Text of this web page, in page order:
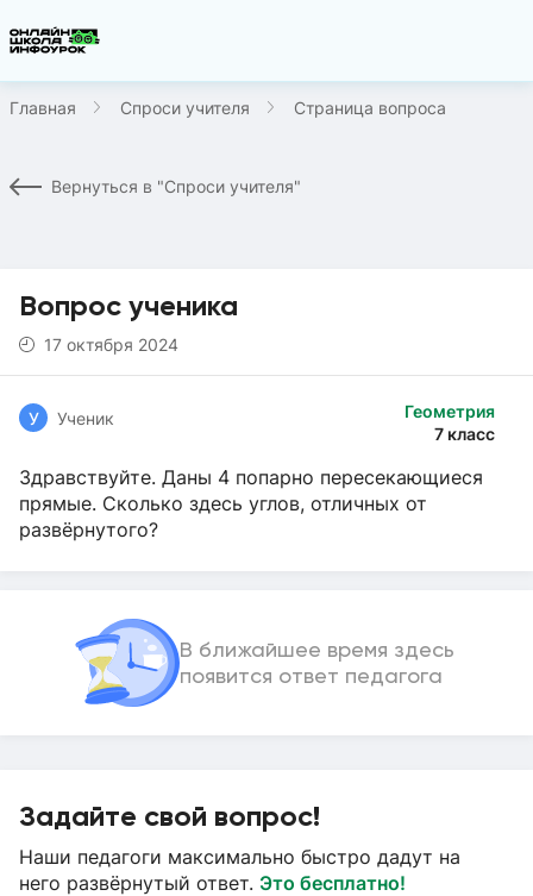
Главная Спроси учителя Страница вопроса
Вернуться в "Спроси учителя"
Вопрос ученика
17 октября 2024
Геометрия
7 класс
У Ученик
Здравствуйте. Даны 4 попарно пересекающиеся
прямые. Сколько здесь углов, отличных от
развёрнутого?
В ближайшее время здесь
появится ответ педагога
Задайте свой вопрос!
Наши педагоги максимально быстро дадут на
него развёрнутый ответ. Это бесплатно!